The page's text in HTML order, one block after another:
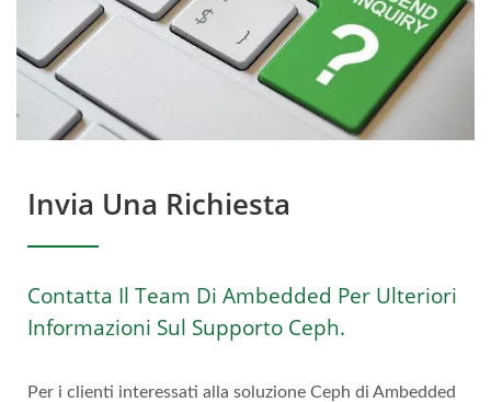
Invia Una Richiesta
Contatta Il Team Di Ambedded Per Ulteriori
Informazioni Sul Supporto Ceph.
Per i clienti interessati alla soluzione Ceph di Ambedded